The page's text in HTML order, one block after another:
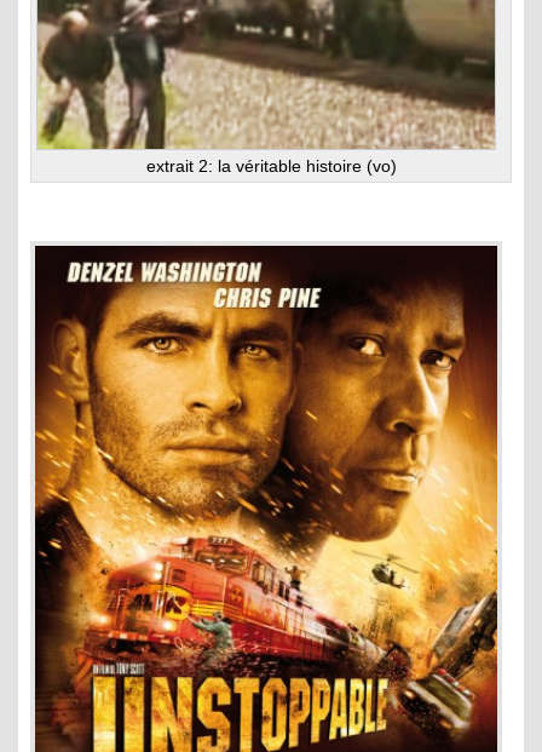
extrait 2: la véritable histoire (vo)